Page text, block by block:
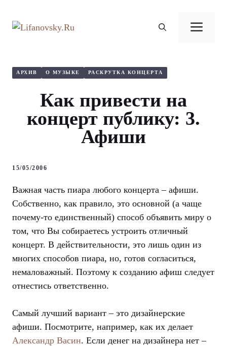
содержимому
АРХИВ О МУЗЫКЕ РАСКРУТКА КОНЦЕРТА
Как привести на
концерт публику: 3.
Афиши
15/05/2006
Важная часть пиара любого концерта – афиши.
Собственно, как правило, это основной (а чаще
почему-то единственный) способ объявить миру о
том, что Вы собираетесь устроить отличный
концерт. В действительности, это лишь один из
многих способов пиара, но, готов согласиться,
немаловажный. Поэтому к созданию афиш следует
отнестись ответственно.
Самый лучший вариант – это дизайнерские
афиши. Посмотрите, например, как их делает
Александр Васин. Если денег на дизайнера нет –